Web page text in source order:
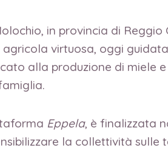
in provincia di
agricola virtuosa, oggi
alla produzione di miele
Eppela, è finalizzata
la collettività sulle